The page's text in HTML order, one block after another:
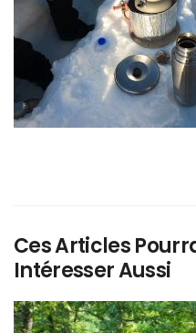
Ces Articles
Intéresser Aussi